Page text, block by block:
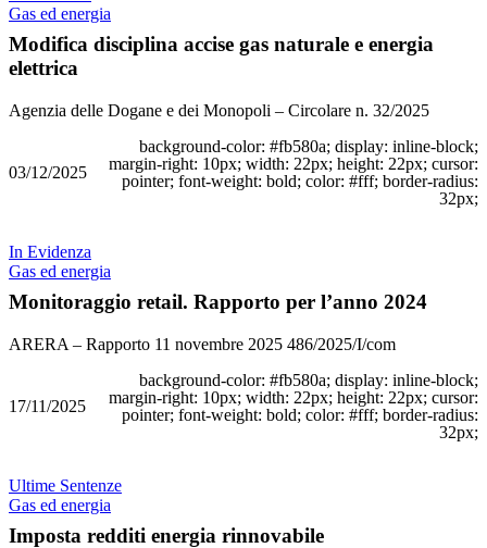
Gas ed energia
Modifica disciplina accise gas naturale e energia
elettrica
Agenzia delle Dogane e dei Monopoli – Circolare n. 32/2025
03/12/2025
background-color: #fb580a; display: inline-block;
margin-right: 10px; width: 22px; height: 22px; cursor:
pointer; font-weight: bold; color: #fff; border-radius:
32px;
In Evidenza
Gas ed energia
Monitoraggio retail. Rapporto per l’anno 2024
ARERA – Rapporto 11 novembre 2025 486/2025/I/com
17/11/2025
background-color: #fb580a; display: inline-block;
margin-right: 10px; width: 22px; height: 22px; cursor:
pointer; font-weight: bold; color: #fff; border-radius:
32px;
Ultime Sentenze
Gas ed energia
Imposta redditi energia rinnovabile